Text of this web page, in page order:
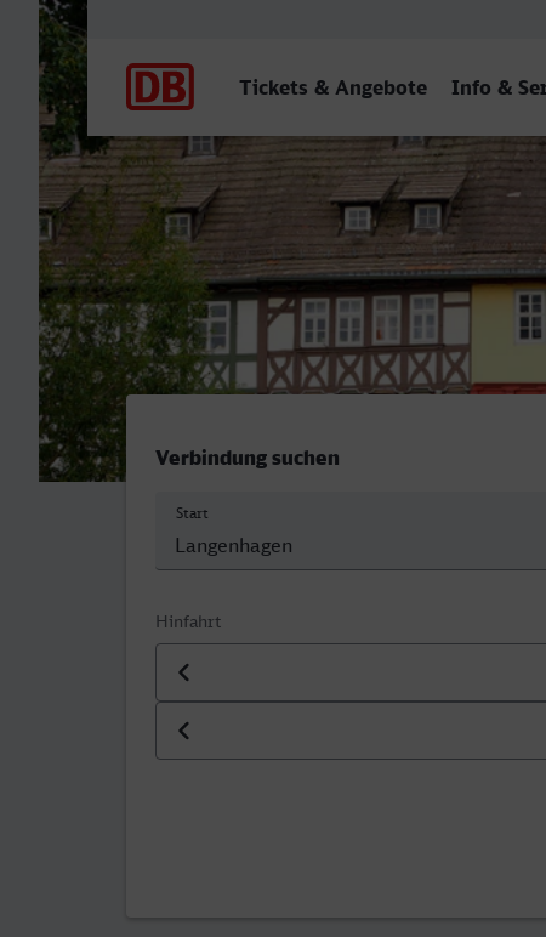
Tickets & Angebote Info &
Langenhagen Mitte -
Verbindung suchen
Start
Hinfahrt
Datum der Hinfahrt
Uhrzeit der Hinfahrt